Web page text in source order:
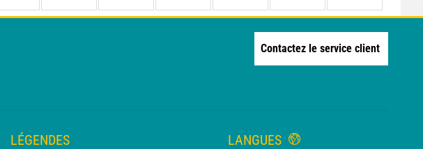
Contactez le service client
LÉGENDES LANGUES